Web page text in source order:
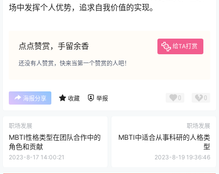
场中发挥个人优势，追求自我价值的实现。
点点赞赏，手留余香 给TA打赏
还没有人赞赏，快来当第一个赞赏的人吧！
海报分享 收藏 举报 0 0
职场发展
MBTI性格类型在团队合作中的
角色和贡献
2023-8-17 14:00:21
职场发展
MBTI中适合从事科研的人格类
型
2023-8-19 19:36:46